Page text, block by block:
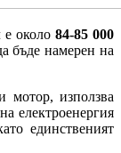
е около 84-85 000
бъде намерен на
мотор, използва
електроенергия
единственият